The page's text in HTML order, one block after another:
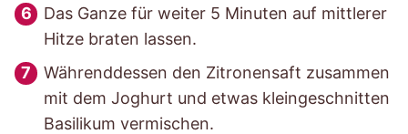
Das Ganze für weiter 5 Minuten auf mittlerer
Hitze braten lassen.
Währenddessen den Zitronensaft zusammen
mit dem Joghurt und etwas kleingeschnitten
Basilikum vermischen.